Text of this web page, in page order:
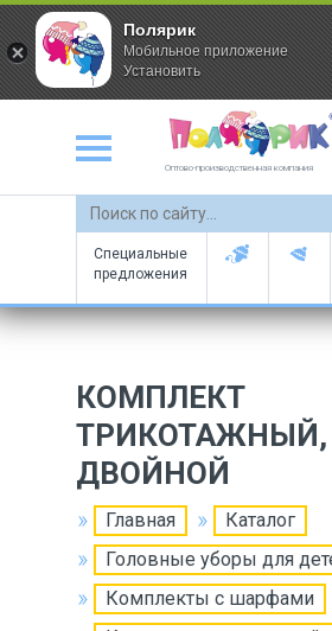
Оптово-производственная компания
Специальные
предложения
КОМПЛЕКТ
ТРИКОТАЖНЫЙ,
ДВОЙНОЙ
Главная
Каталог
Головные уборы для
Комплекты с шарфами
Полярик
Мобильное приложение
Установить